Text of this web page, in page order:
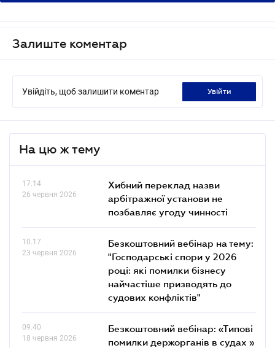
Залиште коментар
Увійдіть, щоб залишити коментар увійти
На цю ж тему
17.14
26 червня 2026
Хибний переклад назви
арбітражної установи не
позбавляє угоду чинності
10.17
23 червня 2026
Безкоштовний вебінар на тему:
"Господарські спори у 2026
році: які помилки бізнесу
найчастіше призводять до
судових конфліктів"
09.40
18 червня 2026
Безкоштовний вебінар: «Типові
помилки держорганів в судах »